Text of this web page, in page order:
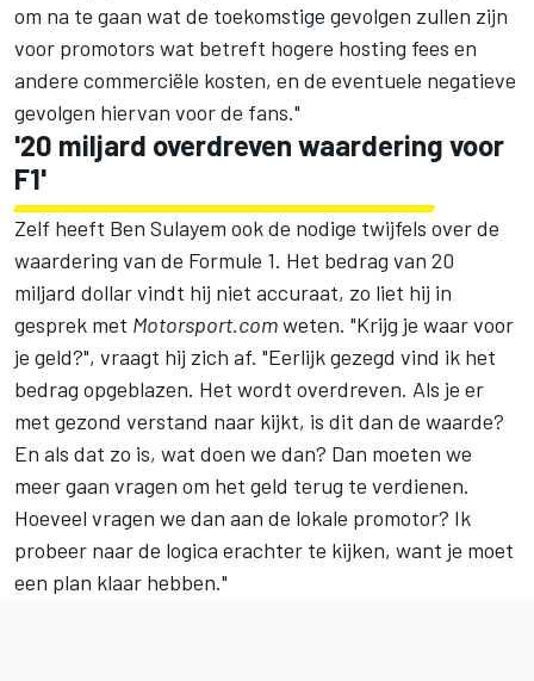
om na te gaan wat de toekomstige gevolgen zullen zijn
voor promotors wat betreft hogere hosting fees en
andere commerciële kosten, en de eventuele negatieve
gevolgen hiervan voor de fans."
'20 miljard overdreven waardering voor
F1'
Zelf heeft Ben Sulayem ook de nodige twijfels over de
waardering van de Formule 1. Het bedrag van 20
miljard dollar vindt hij niet accuraat, zo liet hij in
gesprek met Motorsport.comweten. "Krijg je waar voor
je geld?", vraagt hij zich af. "Eerlijk gezegd vind ik het
bedrag opgeblazen. Het wordt overdreven. Als je er
met gezond verstand naar kijkt, is dit dan de waarde?
En als dat zo is, wat doen we dan? Dan moeten we
meer gaan vragen om het geld terug te verdienen.
Hoeveel vragen we dan aan de lokale promotor? Ik
probeer naar de logica erachter te kijken, want je moet
een plan klaar hebben."